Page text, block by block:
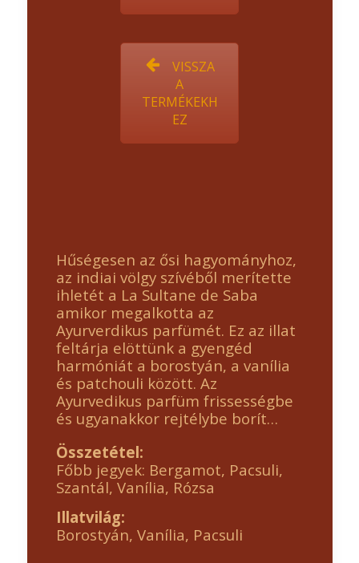
VISSZA
A
TERMÉKEKH
EZ
Hűségesen az ősi hagyományhoz,
az indiai völgy szívéből merítette
ihletét a La Sultane de Saba
amikor megalkotta az
Ayurverdikus parfümét. Ez az illat
feltárja elöttünk a gyengéd
harmóniát a borostyán, a vanília
és patchouli között. Az
Ayurvedikus parfüm frissességbe
és ugyanakkor rejtélybe borít…
Összetétel:
Főbb jegyek: Bergamot, Pacsuli,
Szantál, Vanília, Rózsa
Illatvilág:
Borostyán, Vanília, Pacsuli